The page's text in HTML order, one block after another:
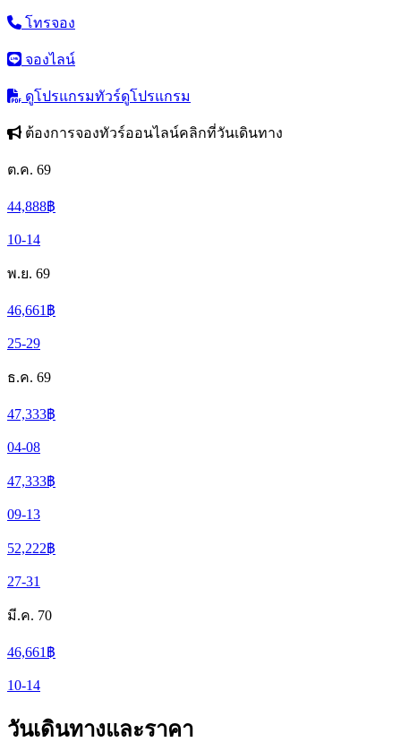
โทรจอง
จองไลน์
ดูโปรแกรมทัวร์ดูโปรแกรม
ต้องการจองทัวร์ออนไลน์คลิกที่วันเดินทาง
ต.ค. 69
44,888฿
10-14
พ.ย. 69
46,661 ฿
25-29
ธ.ค. 69
47,333฿
04-08
47,333฿
09-13
52,222฿
27-31
มี.ค. 70
46,661 ฿
10-14
วันเดินทางและราคา